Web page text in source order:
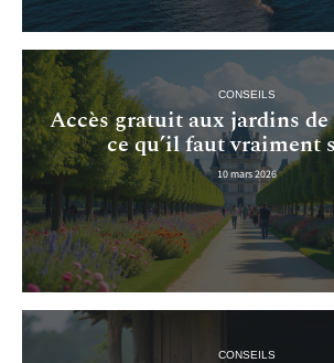
CONSEILS
Accès gratuit aux jardins
ce qu’il faut vraiment
10 mars 2026
CONSEILS